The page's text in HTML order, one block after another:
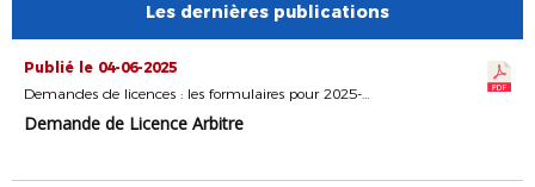
Les dernières publications
Publié le 04-06-2025
Demandes de licences : les formulaires pour 2025-2026
Demande de Licence Arbitre